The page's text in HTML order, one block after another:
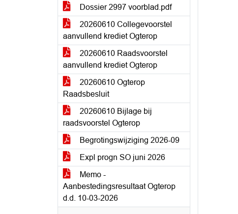
Dossier 2997 voorblad.pdf
20260610 Collegevoorstel
aanvullend krediet Ogterop
20260610 Raadsvoorstel
aanvullend krediet Ogterop
20260610 Ogterop
Raadsbesluit
20260610 Bijlage bij
raadsvoorstel Ogterop
Begrotingswijziging 2026-09
Expl progn SO juni 2026
Memo -
Aanbestedingsresultaat Ogterop
d.d. 10-03-2026